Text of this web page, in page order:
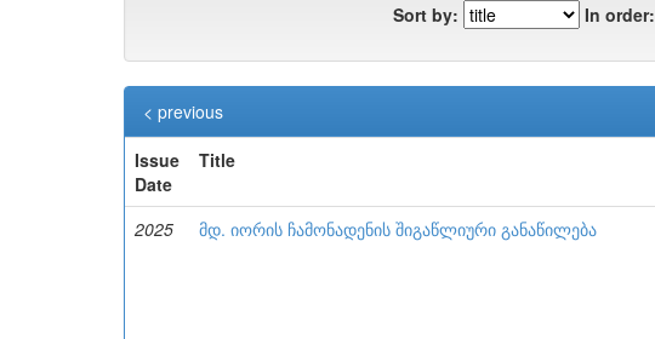
Sort by: In order:
< previous
Issue
Date
Title
2025 მდ. იორის ჩამონადენის შიგაწლიური განაწილება